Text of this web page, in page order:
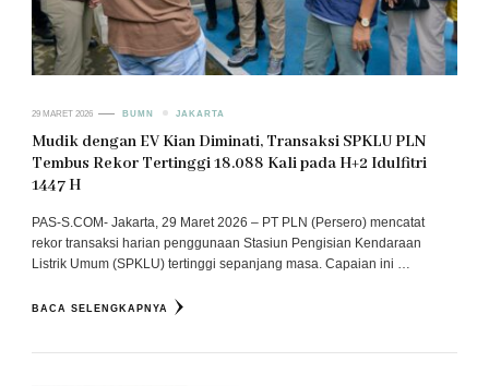
29 MARET 2026 BUMN JAKARTA
Mudik dengan EV Kian Diminati, Transaksi SPKLU PLN
Tembus Rekor Tertinggi 18.088 Kali pada H+2 Idulfitri
1447 H
PAS-S.COM- Jakarta, 29 Maret 2026 – PT PLN (Persero) mencatat
rekor transaksi harian penggunaan Stasiun Pengisian Kendaraan
Listrik Umum (SPKLU) tertinggi sepanjang masa. Capaian ini …
BACA SELENGKAPNYA